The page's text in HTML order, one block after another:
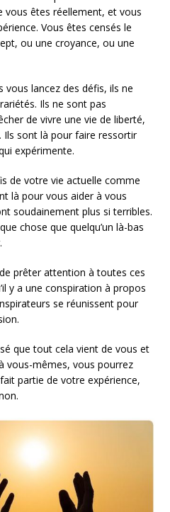
vous êtes réellement, et vous
Vous êtes censés le
ou une croyance, ou une
vous lancez des défis, ils ne
Ils ne sont pas
de vivre une vie de liberté,
sont là pour faire ressortir
expérimente.
de votre vie actuelle comme
là pour vous aider à vous
soudainement plus si terribles.
chose que quelqu’un là-bas
prêter attention à toutes ces
y a une conspiration à propos
se réunissent pour
que tout cela vient de vous et
vous-mêmes, vous pourrez
partie de votre expérience,